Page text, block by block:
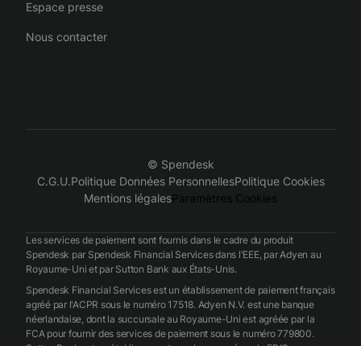
Espace presse
Nous contacter
© Spendesk
C.G.U.Politique Données PersonnellesPolitique Cookies
Mentions légalesParamètres Cookies
Les services de paiement sont fournis dans le cadre du produit
Spendesk par Spendesk Financial Services dans l'EEE, par Adyen au
Royaume-Uni et par Sutton Bank aux États-Unis.
Spendesk Financial Services est un établissement de paiement français
agréé par l'ACPR sous le numéro 17518. Adyen N.V. est une banque
néerlandaise, dont la succursale au Royaume-Uni est agréée par la
FCA pour fournir des services de paiement sous le numéro 779800.